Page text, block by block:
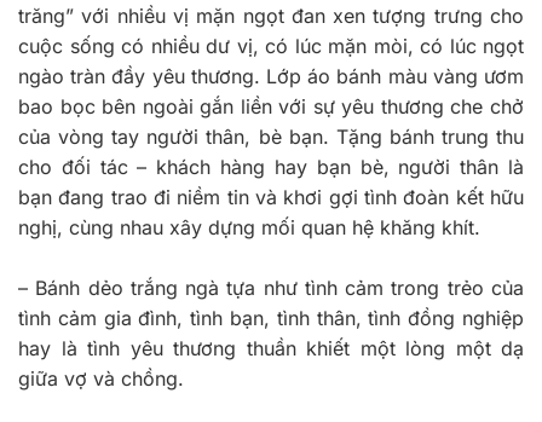
trăng” với nhiều vị mặn ngọt đan xen tượng trưng cho
cuộc sống có nhiều dư vị, có lúc mặn mòi, có lúc ngọt
ngào tràn đầy yêu thương. Lớp áo bánh màu vàng ươm
bao bọc bên ngoài gắn liền với sự yêu thương che chở
của vòng tay người thân, bè bạn. Tặng bánh trung thu
cho đối tác – khách hàng hay bạn bè, người thân là
bạn đang trao đi niềm tin và khơi gợi tình đoàn kết hữu
nghị, cùng nhau xây dựng mối quan hệ khăng khít.
– Bánh dẻo trắng ngà tựa như tình cảm trong trẻo của
tình cảm gia đình, tình bạn, tình thân, tình đồng nghiệp
hay là tình yêu thương thuần khiết một lòng một dạ
giữa vợ và chồng.